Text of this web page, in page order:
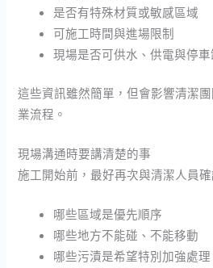
是否有特殊材質或敏感區域
可施工時間與進場限制
現場是否可供水、供電與停車
這些資訊雖然簡單，但會影響清潔
業流程。
現場溝通時要講清楚的事
施工開始前，最好再次與清潔人員確
哪些區域是優先順序
哪些地方不能碰、不能移動
哪些污漬是希望特別加強處理